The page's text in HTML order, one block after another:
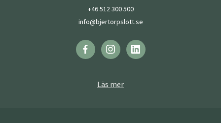
+46 512 300 500
info@bjertorpslott.se
Läs mer